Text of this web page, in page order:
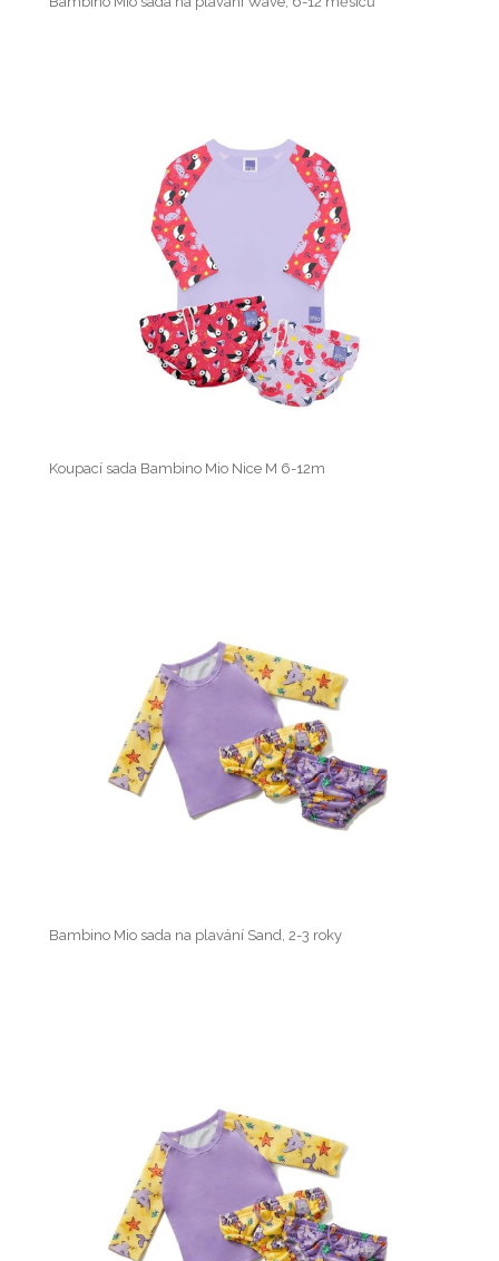
Koupací sada Bambino Mio Nice M 6-12m
Bambino Mio sada na plavání Sand, 2-3 roky